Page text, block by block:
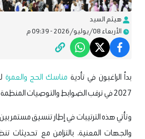
هيثم السيد
الأربعاء 08/يوليو/2026 - 09:39 م
بدأ الراغبون في تأدية مناسك الحج والعمرة
2027 في ترقب الضوابط والتوصيات المنظمة للموسم الحالي.
وتأتي هذه الترتيبات في إطار تنسيق مستمر
والجهات المعنية، بالتزامن مع تحديثات